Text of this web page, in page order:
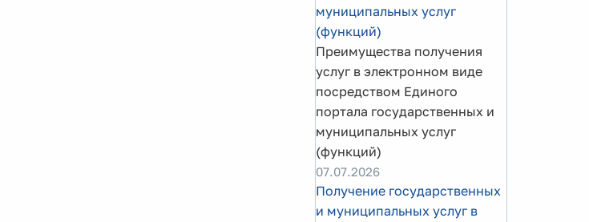
муниципальных услуг
(функций)
Преимущества получения
услуг в электронном виде
посредством Единого
портала государственных и
муниципальных услуг
(функций)
07.07.2026
Получение государственных
и муниципальных услуг в